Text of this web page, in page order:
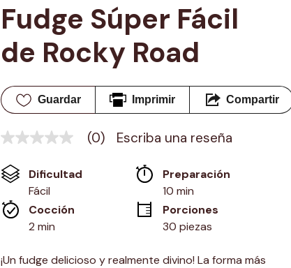
Fudge Súper Fácil
de Rocky Road
Guardar Imprimir Compartir
Sin
Enlace
en
misma
página.
(0) Escriba una reseña
Dificultad
Fácil
Preparación
10 min
Cocción
2 min
Porciones
30 piezas
¡Un fudge delicioso y realmente divino! La forma más